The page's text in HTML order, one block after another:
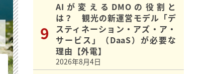
AIが変えるDMOの役割と
は？ 観光の新運営モデル「デ
スティネーション・アズ・ア・
サービス」（DaaS）が必要な
理由【外電】
2026年8月4日